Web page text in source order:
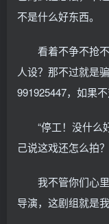
不是什么好东西。
看着不争不抢不
人设？那不过就是
991925447，如果
“停工！没什么
己说这戏还怎么拍？
我不管你们心里
导演，这剧组就是我